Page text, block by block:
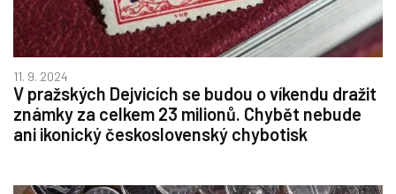
11. 9. 2024
V pražských Dejvicích se budou o víkendu dražit
známky za celkem 23 milionů. Chybět nebude
ani ikonický československý chybotisk